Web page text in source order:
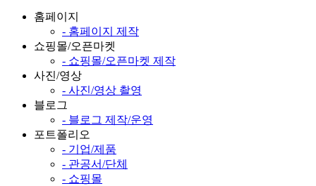
홈페이지
- 홈페이지 제작
쇼핑몰/오픈마켓
- 쇼핑몰/오픈마켓 제작
사진/영상
- 사진/영상 촬영
블로그
- 블로그 제작/운영
포트폴리오
- 기업/제품
- 관공서/단체
- 쇼핑몰